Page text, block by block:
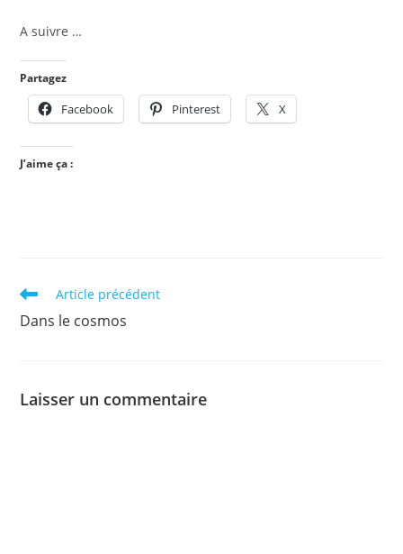
A suivre …
Partagez
Facebook Pinterest X
J’aime ça :
Read
articles
Article précédent
Dans le cosmos
Laisser un commentaire